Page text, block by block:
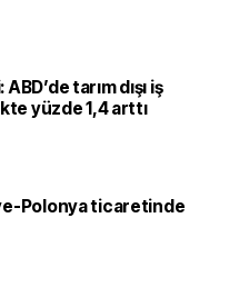
tarım dışı iş
yüzde 1,4 arttı
Polonya ticaretinde